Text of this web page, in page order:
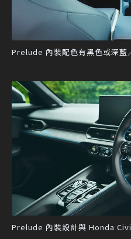
Prelude 內裝配色有黑色或深藍
Prelude 內裝設計與 Honda